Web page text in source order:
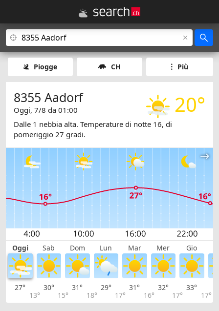
Piogge CH Più
20°
8355 Aadorf
Oggi, 7/8 da 01:00
Dalle 1 nebbia alta. Temperature di notte 16, di
pomeriggio 27 gradi.
Oggi Sab Dom Lun Mar Mer Gio
27°
13°
30°
15°
31°
18°
29°
17°
31°
16°
32°
17°
33°
17°